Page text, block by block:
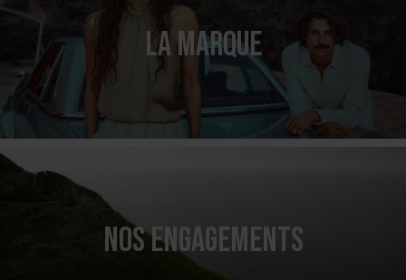
LA MARQUE
NOS ENGAGEMENTS